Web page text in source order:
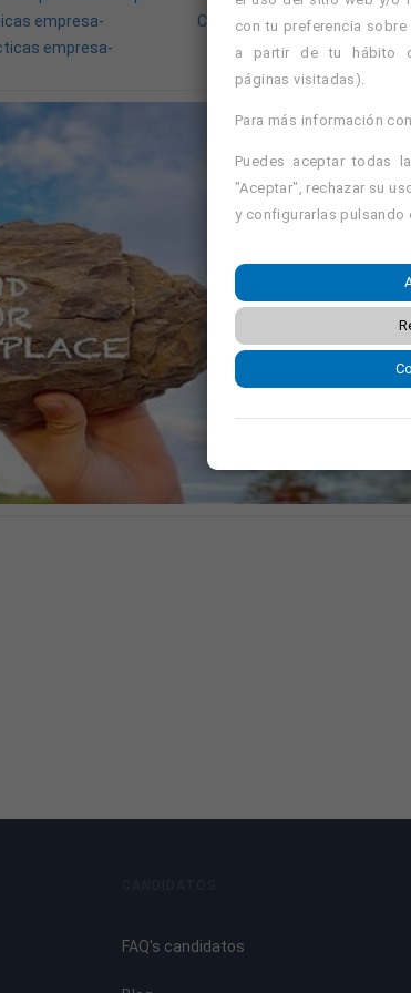
empresa-
Curso de fontaneria en
empresa-
FAQ's candidatos
con tu preferencia
a partir de tu hábito
páginas visitadas).
Para más información
Puedes aceptar todas
"Aceptar", rechazar su
y configurarlas pulsando